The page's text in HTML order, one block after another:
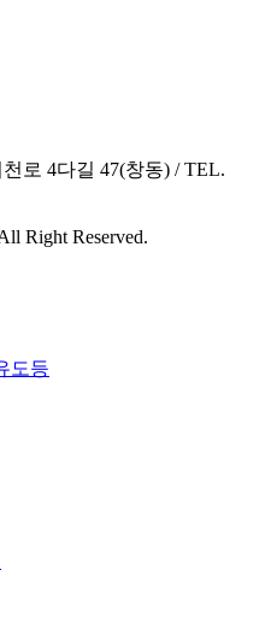
도등
로 4다길 47(창동) / TEL.
Right Reserved.